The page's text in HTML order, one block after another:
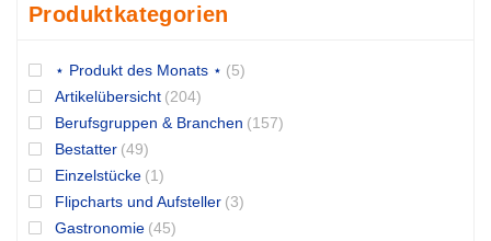
Produktkategorien
⋆ Produkt des Monats ⋆ (5)
Artikelübersicht (204)
Berufsgruppen & Branchen (157)
Bestatter (49)
Einzelstücke (1)
Flipcharts und Aufsteller (3)
Gastronomie (45)